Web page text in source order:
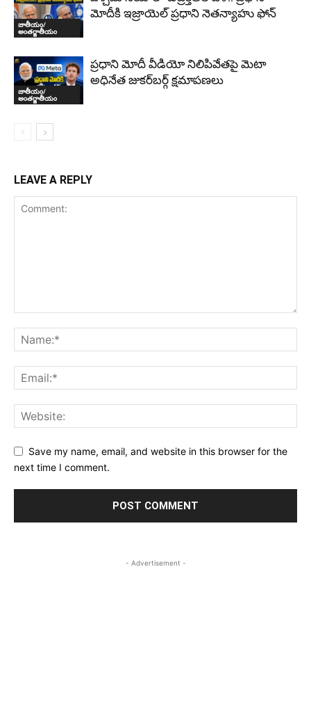
జాతీయం/
అంతర్జాతీయం
మోదీకి ఇజ్రాయెల్ ప్రధాని నెతన్యాహు ఫోన్
జాతీయం/
అంతర్జాతీయం
ప్రధాని మోదీ వీడియో నిలిపివేతపై మెటా
అధినేత జుకర్‌బర్గ్‌ క్షమాపణలు
LEAVE A REPLY
Save my name, email, and website in this browser for the
next time I comment.
- Advertisement -